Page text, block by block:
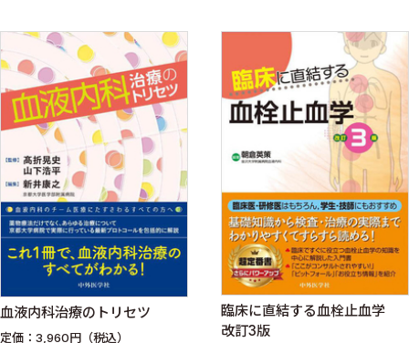
血液内科治療のトリセツ
定価：3,960円（税込）
臨床に直結する血栓止血学
改訂3版